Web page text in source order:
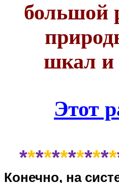
большой
шкал и
Этот
************
Конечно, на